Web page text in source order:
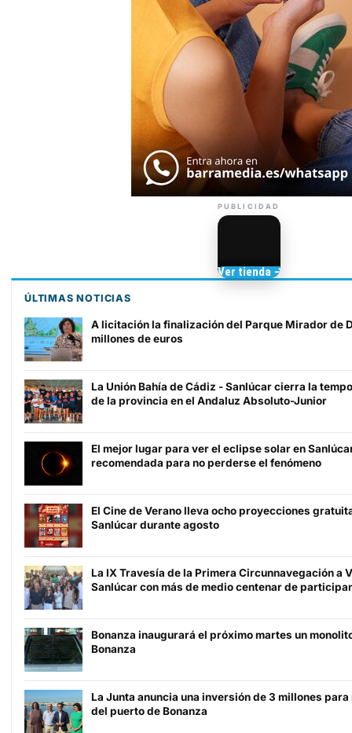
PUBLICIDAD
TIENDA DE
Camisetas de Sanlúcar
Ver tienda →
ÚLTIMAS NOTICIAS
A licitación la finalización del Parque Mirador de
millones de euros
La Unión Bahía de Cádiz - Sanlúcar cierra la
de la provincia en el Andaluz Absoluto-Junior
El mejor lugar para ver el eclipse solar en
recomendada para no perderse el fenómeno
El Cine de Verano lleva ocho proyecciones
Sanlúcar durante agosto
La IX Travesía de la Primera Circunnavegación a
Sanlúcar con más de medio centenar de
Bonanza inaugurará el próximo martes un
Bonanza
La Junta anuncia una inversión de 3 millones
del puerto de Bonanza